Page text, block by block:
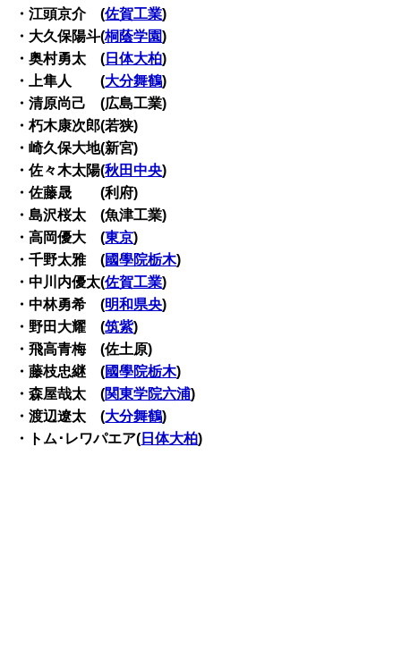
・江頭京介 (佐賀工業)
・大久保陽斗(桐蔭学園)
・奥村勇太 ( 日体大柏)
・上隼人 (大分舞鶴)
・清原尚己 (広島工業)
・朽木康次郎(若狭)
・崎久保大地(新宮)
・佐々木太陽(秋田中央)
・佐藤晟 (利府)
・島沢桜太 (魚津工業)
・高岡優大 (東京)
・千野太雅 (國學院栃木)
・中川内優太(佐賀工業)
・中林勇希 (明和県央)
・野田大耀 (筑紫)
・飛高青梅 (佐土原)
・藤枝忠継 (國學院栃木)
・森屋哉太 (関東学院六浦)
・渡辺遼太 (大分舞鶴)
・トム･レワパエア( 日体大柏)